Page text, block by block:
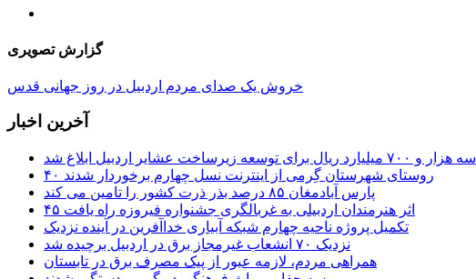
گزارش تصویری
خروش یک صدای مردم اردبیل در روز جهانی قدس
آخرین اخبار
سه هزار و ۷۰۰ میلیارد ریال برای توسعه زیرساخت عشایر اردبیل ابلاغ شد
۴۰ روستای شهرستان گِرمی از اینترنت نسل چهارم برخوردار شدند
پارس آبادمغان ۸۵ درصد بذر ذرت کشور را تامین می کند
۴۵ اثر هنرمندان اردبیلی به غربالگری جشنواره فیروزه راه یافت
تکمیل پروژه ناحیه چهارم شبکه آبیاری خداآفرین در آینده نزدیک
نزدیک ۷۰ انشعاب غیرمجاز برق در اردبیل برچیده شد
همراهی مردم، لازمه عبور از پیک مصرف برق در تابستان